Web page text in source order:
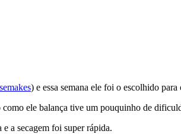
) e essa semana ele foi o escolhido
ele balança tive um pouquinho de
a secagem foi super rápida.